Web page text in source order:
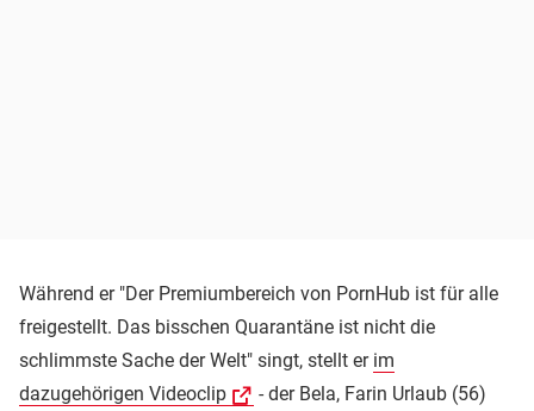
Während er "Der Premiumbereich von PornHub ist für alle
freigestellt. Das bisschen Quarantäne ist nicht die
schlimmste Sache der Welt" singt, stellt er im
dazugehörigen Videoclip
- der Bela, Farin Urlaub (56)